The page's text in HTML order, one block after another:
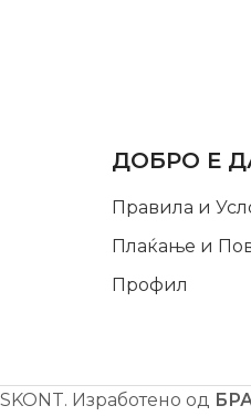
ДОБРО Е
Правила и
Плаќање и
Профил
Изработено од